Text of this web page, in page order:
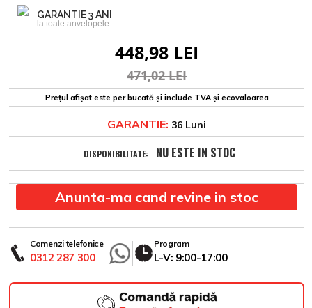
GARANTIE 3 ANI
la toate anvelopele
448,98 LEI
471,02 LEI
Prețul afișat este per bucată și include TVA și ecovaloarea
GARANTIE: 36 Luni
DISPONIBILITATE: NU ESTE IN STOC
Anunta-ma cand revine in stoc
Comenzi telefonice
0312 287 300
Program
L-V: 9:00-17:00
Comandă rapidă